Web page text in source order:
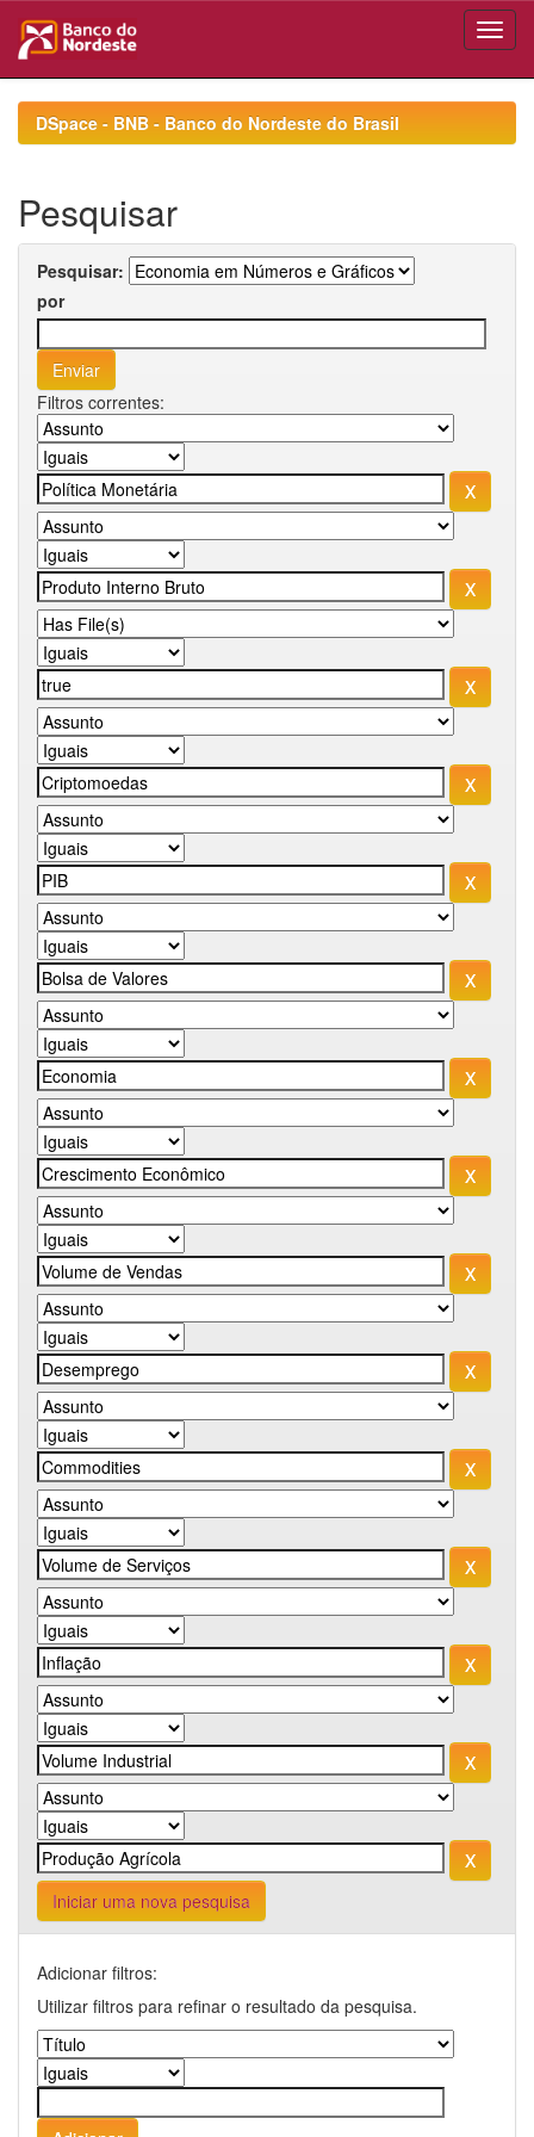
navigationDSpace - BNB - Banco do Nordeste do Brasil
Pesquisar
Pesquisar:
por
Filtros correntes:
Iniciar uma nova pesquisa
Adicionar filtros:
Utilizar filtros para refinar o resultado da pesquisa.